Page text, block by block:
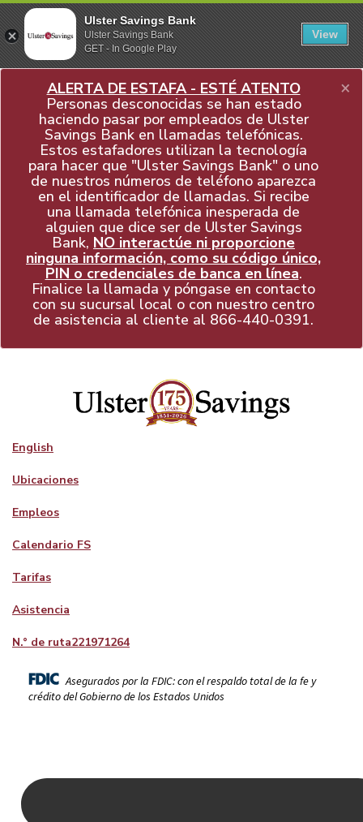
×
ALERTA DE ESTAFA - ESTÉ ATENTO
Personas desconocidas se han estado
haciendo pasar por empleados de Ulster
Savings Bank en llamadas telefónicas.
Estos estafadores utilizan la tecnología
para hacer que "Ulster Savings Bank" o uno
de nuestros números de teléfono aparezca
en el identificador de llamadas. Si recibe
una llamada telefónica inesperada de
alguien que dice ser de Ulster Savings
Bank, NO interactúe ni proporcione
ninguna información, como su código único,
PIN o credenciales de banca en línea.
Finalice la llamada y póngase en contacto
con su sucursal local o con nuestro centro
de asistencia al cliente al 866-440-0391.
English
Ubicaciones
Empleos
Calendario FS
Tarifas
Asistencia
N.° de ruta221971264
Asegurados por la FDIC: con el respaldo total de la fe y
crédito del Gobierno de los Estados Unidos
Ulster Savings Bank
Ulster Savings Bank
GET - In Google Play
View